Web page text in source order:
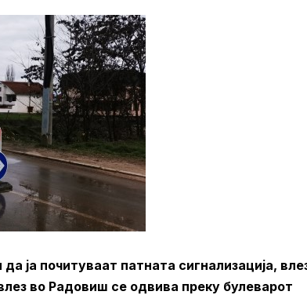
ја почитуваат патната сигнализација,
во Радовиш се одвива преку булеварот